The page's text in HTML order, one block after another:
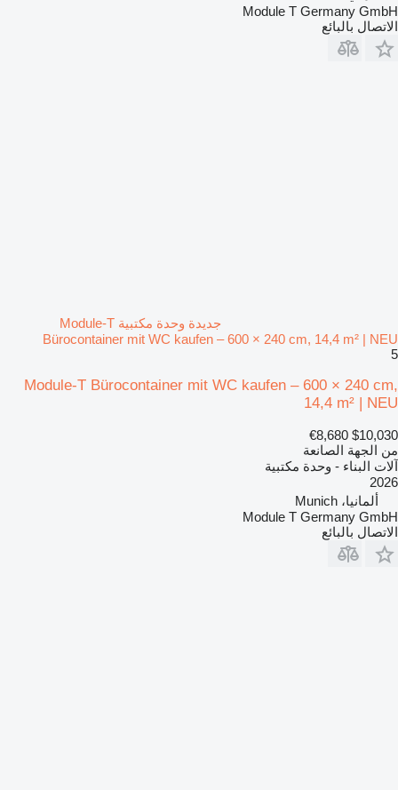
Module T Germany GmbH
الاتصال بالبائع
جديدة وحدة مكتبية Module-T
Bürocontainer mit WC kaufen – 600 × 240 cm, 14,4 m² | NEU
5
Module-T Bürocontainer mit WC kaufen – 600 × 240 cm,
14,4 m² | NEU
$10,030
€8,680
من الجهة الصانعة
آلات البناء - وحدة مكتبية
2026
ألمانيا، Munich
Module T Germany GmbH
الاتصال بالبائع